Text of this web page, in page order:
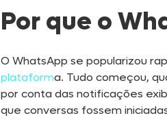
Por que o
O WhatsApp se popularizou
plataforma. Tudo começou,
por conta das notificações
que conversas fossem